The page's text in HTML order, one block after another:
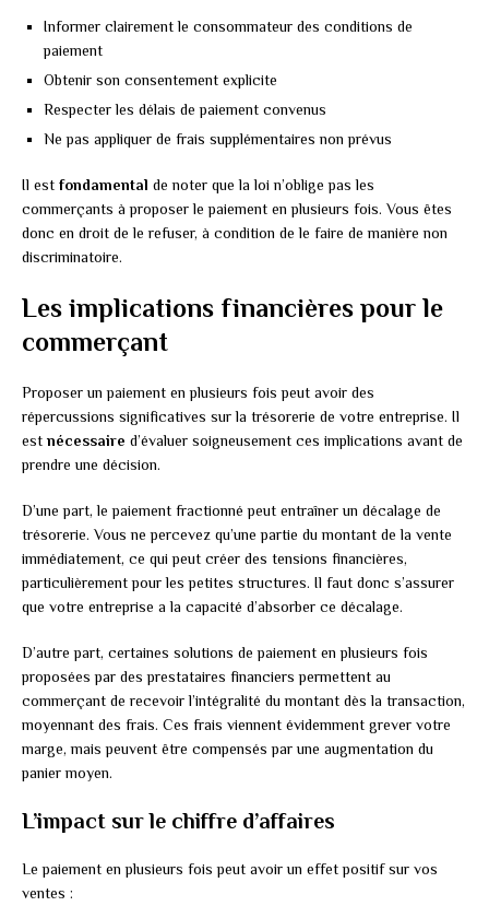
Informer clairement le consommateur des conditions de
paiement
Obtenir son consentement explicite
Respecter les délais de paiement convenus
Ne pas appliquer de frais supplémentaires non prévus
Il est fondamental de noter que la loi n’oblige pas les
commerçants à proposer le paiement en plusieurs fois. Vous êtes
donc en droit de le refuser, à condition de le faire de manière non
discriminatoire.
Les implications financières pour le
commerçant
Proposer un paiement en plusieurs fois peut avoir des
répercussions significatives sur la trésorerie de votre entreprise. Il
est nécessaire d’évaluer soigneusement ces implications avant de
prendre une décision.
D’une part, le paiement fractionné peut entraîner un décalage de
trésorerie. Vous ne percevez qu’une partie du montant de la vente
immédiatement, ce qui peut créer des tensions financières,
particulièrement pour les petites structures. Il faut donc s’assurer
que votre entreprise a la capacité d’absorber ce décalage.
D’autre part, certaines solutions de paiement en plusieurs fois
proposées par des prestataires financiers permettent au
commerçant de recevoir l’intégralité du montant dès la transaction,
moyennant des frais. Ces frais viennent évidemment grever votre
marge, mais peuvent être compensés par une augmentation du
panier moyen.
L’impact sur le chiffre d’affaires
Le paiement en plusieurs fois peut avoir un effet positif sur vos
ventes :